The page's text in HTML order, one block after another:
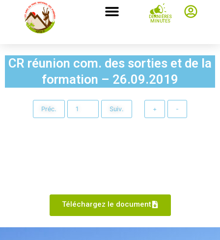
DERNIÈRES
MINUTES
CR réunion com. des sorties et de la
formation – 26.09.2019
Préc. Suiv. + -
Téléchargez le document